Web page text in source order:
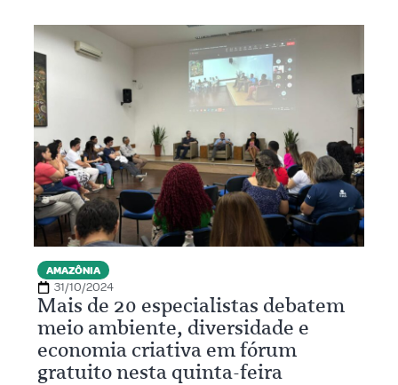
AMAZÔNIA
31/10/2024
Mais de 20 especialistas debatem
meio ambiente, diversidade e
economia criativa em fórum
gratuito nesta quinta-feira